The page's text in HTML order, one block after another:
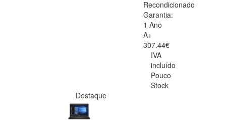
Recondicionado
Garantia:
1 Ano
A+
307.44€
IVA
incluído
Pouco
Stock
Destaque